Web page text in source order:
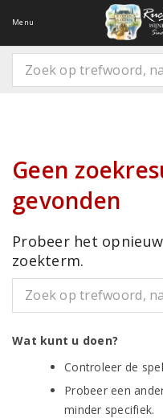
Menu
Geen
gevonden
Probeer het
zoekterm.
Wat kunt u doen?
Controleer de
Probeer een
minder specifiek.